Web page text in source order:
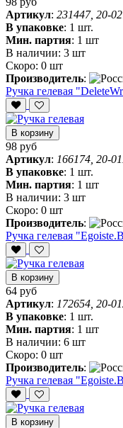
Артикул: 231447, 20-
В упаковке: 1 шт.
Мин. партия: 1 шт
В наличии: 3 шт
Скоро: 0 шт
Производитель:
Ручка гелевая
В корзину
98 руб
Артикул: 166174, 20-
В упаковке: 1 шт.
Мин. партия: 1 шт
В наличии: 3 шт
Скоро: 0 шт
Производитель:
Ручка гелевая
В корзину
64 руб
Артикул: 172654, 20-
В упаковке: 1 шт.
Мин. партия: 1 шт
В наличии: 6 шт
Скоро: 0 шт
Производитель:
Ручка гелевая
В корзину